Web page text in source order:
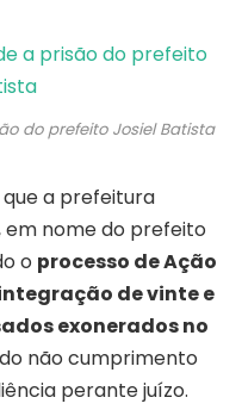
do prefeito Josiel Batista
a prefeitura
em nome do prefeito
o processo de Ação
de vinte e
exonerados no
não cumprimento
perante juízo.